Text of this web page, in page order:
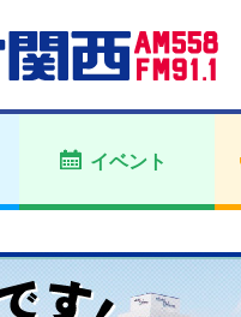
イベント